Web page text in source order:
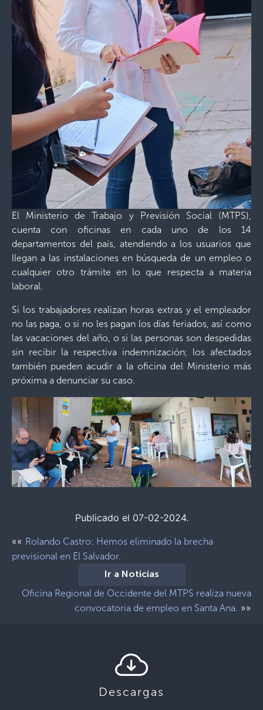
El Ministerio de Trabajo y Previsión Social (MTPS),
cuenta con oficinas en cada uno de los 14
departamentos del país, atendiendo a los usuarios que
llegan a las instalaciones en búsqueda de un empleo o
cualquier otro trámite en lo que respecta a materia
laboral.
Si los trabajadores realizan horas extras y el empleador
no las paga, o si no les pagan los días feriados, así como
las vacaciones del año, o si las personas son despedidas
sin recibir la respectiva indemnización; los afectados
también pueden acudir a la oficina del Ministerio más
próxima a denunciar su caso.
Publicado el 07-02-2024.
«« Rolando Castro: Hemos eliminado la brecha
previsional en El Salvador.
Ir a Noticias
Oficina Regional de Occidente del MTPS realiza nueva
convocatoria de empleo en Santa Ana. »»
Descargas